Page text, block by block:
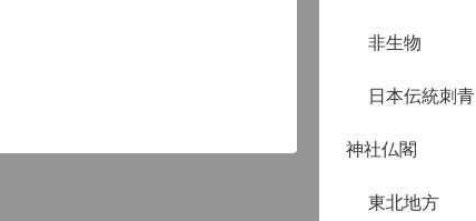
非生物
日本伝統刺青
神社仏閣
東北地方